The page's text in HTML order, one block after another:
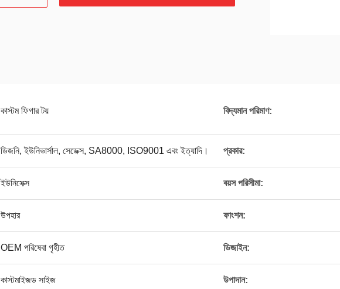
কাস্টম ফিগার টয় বিদ্যমান পরিমাণ:
ডিজনি, ইউনিভার্সাল, সেডেক্স, SA8000, ISO9001 এবং ইত্যাদি। প্রকার:
ইউনিসেক্স বয়স পরিসীমা:
উপহার ফাংশন:
OEM পরিষেবা গৃহীত ডিজাইন:
কাস্টমাইজড সাইজ উপাদান: